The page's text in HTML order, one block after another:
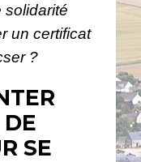
solidarité
un certificat
?
SE